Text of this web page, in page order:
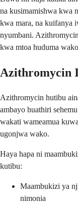
na kusimamishwa kwa
kwa mara, na kuifanya
nyumbani.
kwa mtoa huduma
Azithromycin
Azithromycin hutibu
ambayo huathiri
wakati wameamua
ugonjwa wako.
Haya hapa ni
kutibu:
Maambukizi ya
nimonia